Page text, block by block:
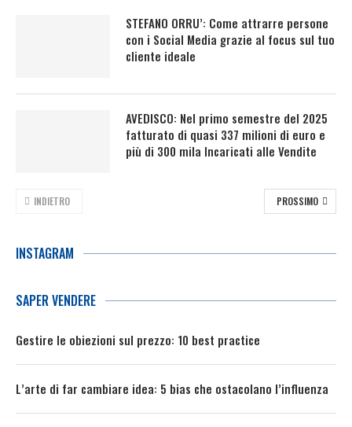
STEFANO ORRU’: Come attrarre persone
con i Social Media grazie al focus sul tuo
cliente ideale
AVEDISCO: Nel primo semestre del 2025
fatturato di quasi 337 milioni di euro e
più di 300 mila Incaricati alle Vendite
INDIETRO PROSSIMO
INSTAGRAM
SAPER VENDERE
Gestire le obiezioni sul prezzo: 10 best practice
L’arte di far cambiare idea: 5 bias che ostacolano l’influenza